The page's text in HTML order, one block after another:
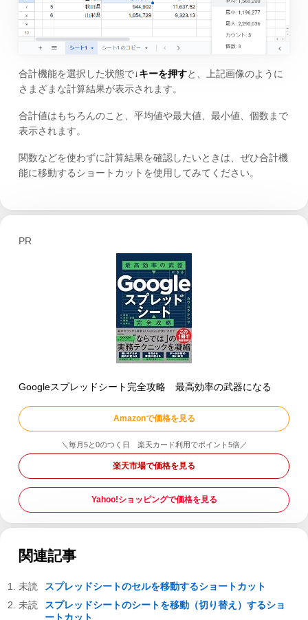
合計機能を選択した状態で↓キーを押すと、上記画像のように
さまざまな計算結果が表示されます。
合計値はもちろんのこと、平均値や最大値、最小値、個数まで
表示されます。
関数などを使わずに計算結果を確認したいときは、ぜひ合計機
能に移動するショートカットを使用してみてください。
PR
Googleスプレッドシート完全攻略 最高効率の武器になる
Amazonで価格を見る
＼毎月5と0のつく日 楽天カード利用でポイント5倍／
楽天市場で価格を見る
Yahoo!ショッピングで価格を見る
関連記事
スプレッドシートのセルを移動するショートカット
スプレッドシートのシートを移動（切り替え）するショ
ートカット